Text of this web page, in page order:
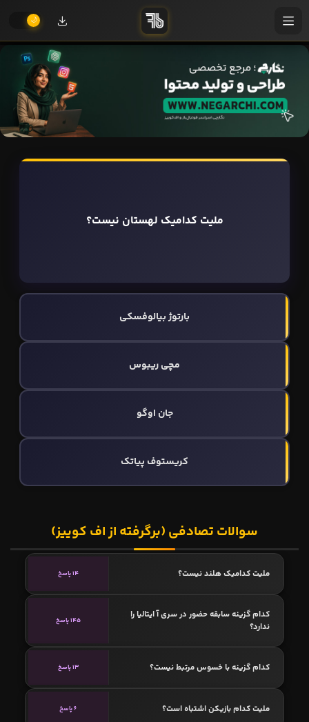
ملیت کدامیک لهستان نیست؟
بارتوژ بیالوفسکی
مچی ریبوس
جان اوگو
کریستوف پیاتک
سوالات تصادفی (برگرفته از اف کوییز)
ملیت کدامیک هلند نیست؟ 14 پاسخ
کدام گزینه سابقه حضور در سری آ ایتالیا را
ندارد؟
145 پاسخ
کدام گزینه با خسوس مرتبط نیست؟ 13 پاسخ
ملیت کدام بازیکن اشتباه است؟ 6 پاسخ